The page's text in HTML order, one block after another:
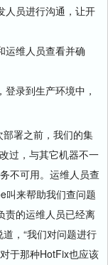
人员进行沟通，让开
运维人员查看并确
录到生产环境中，
署之前，我们的集
过，与其它机器不一
不可用。运维人员查
叫来帮助我们查问题
责的运维人员已经离
，“我们对问题进行
于那种HotFix也应该